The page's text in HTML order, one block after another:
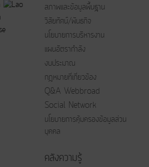
สภาพและข้อมูลพื้นฐาน
วิสัยทัศน์/พันธกิจ
นโยบายการบริหารงาน
แผนอัตรากำลัง
งบประมาณ
กฎหมายที่เกี่ยวข้อง
Q&A Webbroad
Social Network
นโยบายการคุ้มครองข้อมูลส่วน
บุคคล
คลังความรู้